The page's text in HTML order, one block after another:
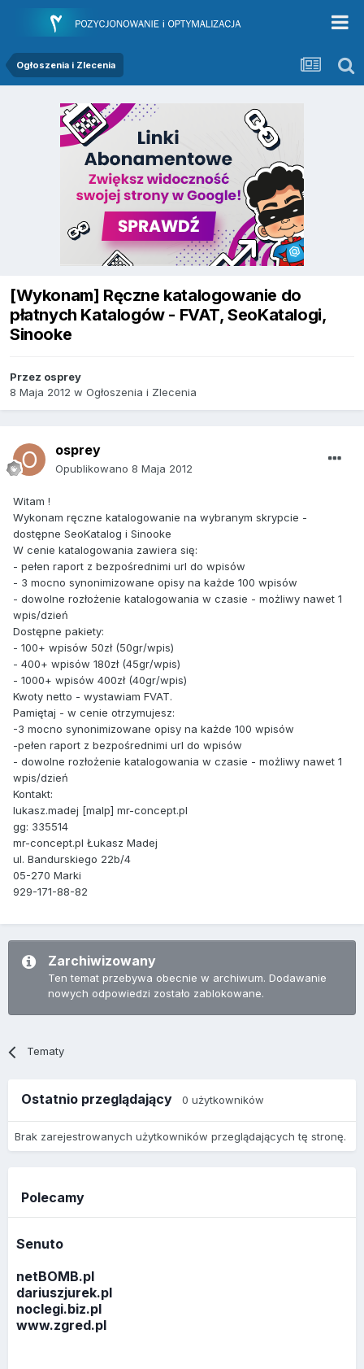
Ogłoszenia i Zlecenia
[Wykonam] Ręczne katalogowanie do
płatnych Katalogów - FVAT, SeoKatalogi,
Sinooke
Przez osprey
8 Maja 2012 w Ogłoszenia i Zlecenia
osprey
Opublikowano 8 Maja 2012
Witam !
Wykonam ręczne katalogowanie na wybranym skrypcie -
dostępne SeoKatalog i Sinooke
W cenie katalogowania zawiera się:
- pełen raport z bezpośrednimi url do wpisów
- 3 mocno synonimizowane opisy na każde 100 wpisów
- dowolne rozłożenie katalogowania w czasie - możliwy nawet 1
wpis/dzień
Dostępne pakiety:
- 100+ wpisów 50zł (50gr/wpis)
- 400+ wpisów 180zł (45gr/wpis)
- 1000+ wpisów 400zł (40gr/wpis)
Kwoty netto - wystawiam FVAT.
Pamiętaj - w cenie otrzymujesz:
-3 mocno synonimizowane opisy na każde 100 wpisów
-pełen raport z bezpośrednimi url do wpisów
- dowolne rozłożenie katalogowania w czasie - możliwy nawet 1
wpis/dzień
Kontakt:
lukasz.madej [malp] mr-concept.pl
gg: 335514
mr-concept.pl Łukasz Madej
ul. Bandurskiego 22b/4
05-270 Marki
929-171-88-82
Zarchiwizowany
Ten temat przebywa obecnie w archiwum. Dodawanie
nowych odpowiedzi zostało zablokowane.
Tematy
Ostatnio przeglądający 0 użytkowników
Brak zarejestrowanych użytkowników przeglądających tę stronę.
Polecamy
Senuto
netBOMB.pl
dariuszjurek.pl
noclegi.biz.pl
www.zgred.pl